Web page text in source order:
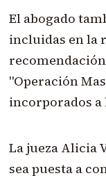
El abogado
incluidas en la
"Operación
incorporados a
La jueza Alicia
sea puesta a